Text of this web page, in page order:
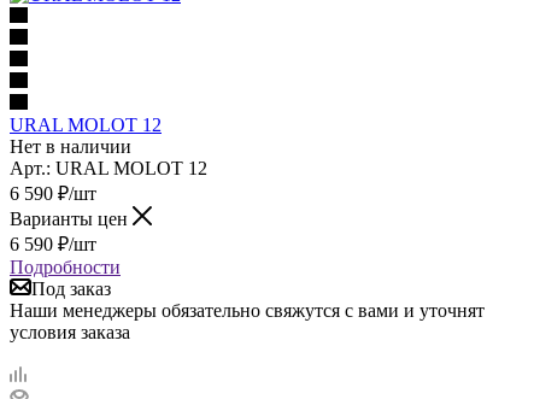
URAL MOLOT 12
Нет в наличии
Арт.: URAL MOLOT 12
6 590 ₽/шт
Варианты цен
6 590 ₽/шт
Подробности
Под заказ
Наши менеджеры обязательно свяжутся с вами и уточнят
условия заказа